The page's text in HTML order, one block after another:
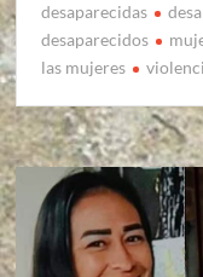
desaparecidas
desaparecidos
las mujeres